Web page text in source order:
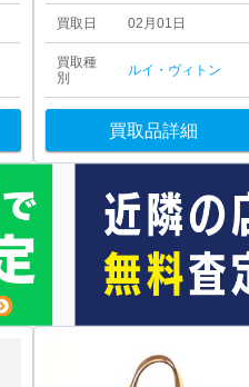
買取日 02月01日
買取種
別
ルイ・ヴィトン
買取品詳細